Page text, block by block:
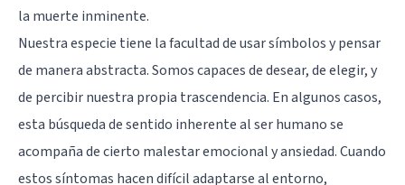
la muerte inminente.
Nuestra especie tiene la facultad de usar símbolos y pensar
de manera abstracta. Somos capaces de desear, de elegir, y
de percibir nuestra propia trascendencia. En algunos casos,
esta búsqueda de sentido inherente al ser humano se
acompaña de cierto malestar emocional y ansiedad. Cuando
estos síntomas hacen difícil adaptarse al entorno,